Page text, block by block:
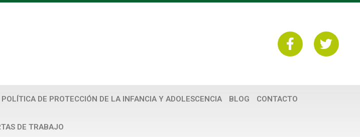
POLÍTICA DE PROTECCIÓN DE LA INFANCIA Y ADOLESCENCIA BLOG CONTACTO
DE TRABAJO